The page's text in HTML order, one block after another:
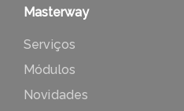
Masterway
Serviços
Módulos
Novidades